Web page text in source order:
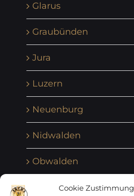
Cookie Zustimmung
Glarus
Graubünden
Jura
Luzern
Neuenburg
Nidwalden
Obwalden
Schaffhausen